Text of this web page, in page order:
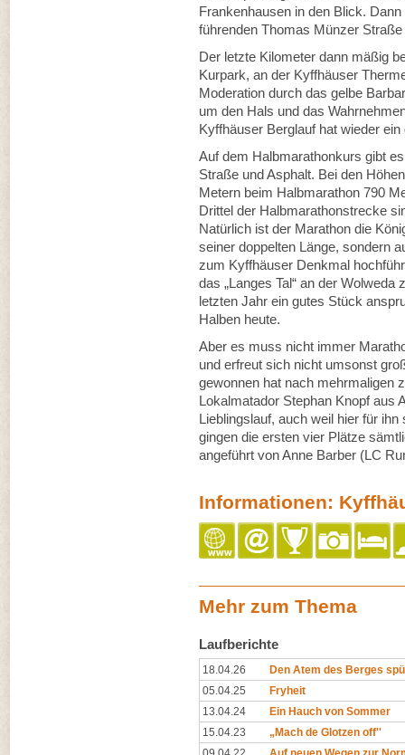
Frankenhausen in den Blick.
führenden Thomas Münzer
Der letzte Kilometer dann mäßig
Kurpark, an der Kyffhäuser
Moderation durch das gelbe
um den Hals und das
Kyffhäuser Berglauf hat wieder
Auf dem Halbmarathonkurs gibt
Straße und Asphalt. Bei den
Metern beim Halbmarathon 790
Drittel der Halbmarathonstrecke
Natürlich ist der Marathon die
seiner doppelten Länge, sondern
zum Kyffhäuser Denkmal
das „Langes Tal“ an der
letzten Jahr ein gutes Stück
Halben heute.
Aber es muss nicht immer
und erfreut sich nicht umsonst
gewonnen hat nach mehrmaligen
Lokalmatador Stephan Knopf aus
Lieblingslauf, auch weil hier für
gingen die ersten vier Plätze
angeführt von Anne Barber (LC
Informationen:
Mehr zum Thema
Laufberichte
18.04.26
Den Atem des Berges
05.04.25
Fryheit
13.04.24
Ein Hauch von Sommer
15.04.23
„Mach de Glotzen off''